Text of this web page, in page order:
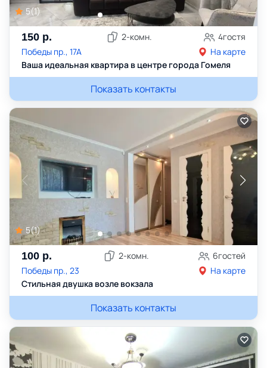
5(1)
150 р. 2-комн. 4гостя
Победы пр., 17А
На карте
Ваша идеальная квартира в центре города Гомеля
Показать контакты
5(1)
100 р. 2-комн. 6гостей
Победы пр., 23
На карте
Стильная двушка возле вокзала
Показать контакты